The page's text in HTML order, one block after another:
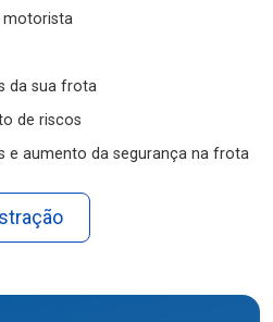
motorista
da sua frota
de riscos
e aumento da segurança na frota